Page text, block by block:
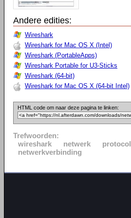
Andere edities:
Wireshark
Wireshark for Mac OS X (Intel)
Wireshark (PortableApps)
Wireshark Portable for U3-Sticks
Wireshark (64-bit)
Wireshark for Mac OS X (64-bit Intel)
HTML code om naar deze pagina te linken:
Trefwoorden:
wireshark
netwerk protocol
netwerkverbinding